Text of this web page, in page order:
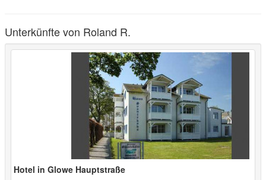
Unterkünfte von Roland R.
Hotel in Glowe Hauptstraße